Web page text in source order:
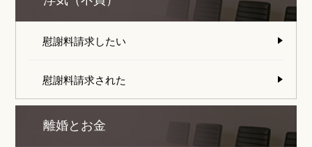
慰謝料請求したい
慰謝料請求された
離婚とお金